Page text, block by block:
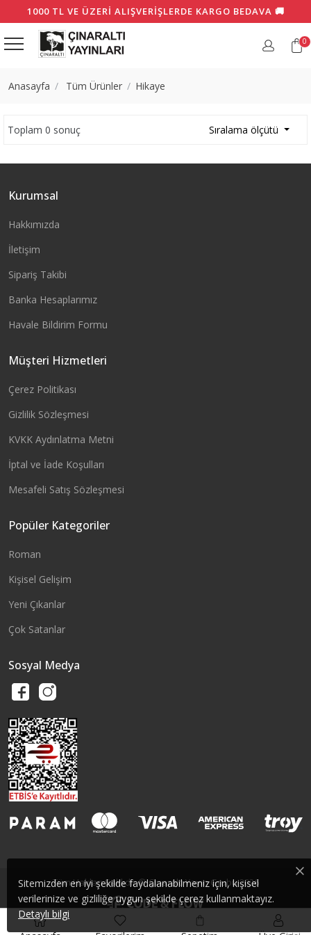
1000 TL VE ÜZERI ALIŞVERIŞLERDE KARGO BEDAVA 🚚
0
Anasayfa Tüm Ürünler Hikaye
Toplam 0 sonuç Sıralama ölçütü
Kurumsal
Hakkımızda
İletişim
Sipariş Takibi
Banka Hesaplarımız
Havale Bildirim Formu
Müşteri Hizmetleri
Çerez Politikası
Gizlilik Sözleşmesi
KVKK Aydınlatma Metni
İptal ve İade Koşulları
Mesafeli Satış Sözleşmesi
Popüler Kategoriler
Roman
Kişisel Gelişim
Yeni Çıkanlar
Çok Satanlar
Sosyal Medya
Tüm Hakları Saklıdır © Çınaraltı Yayın Grubu 2026
Sitemizden en iyi şekilde faydalanabilmeniz için, kişisel
verilerinize ve gizliliğe uygun şekilde çerez kullanmaktayız.
Detaylı bilgi